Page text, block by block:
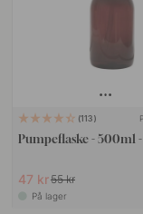
113
Pumpeflaske - 500ml
47 kr55 kr
På lager